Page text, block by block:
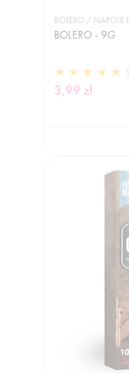
BOLERO / NAPOJE
BOLERO - 9G
3,99 zł